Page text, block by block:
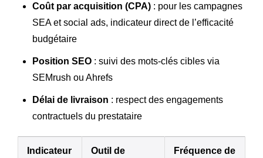
Coût par acquisition (CPA) : pour les campagnes
SEA et social ads, indicateur direct de l’efficacité
budgétaire
Position SEO : suivi des mots-clés cibles via
SEMrush ou Ahrefs
Délai de livraison : respect des engagements
contractuels du prestataire
Indicateur
Outil de
Fréquence de